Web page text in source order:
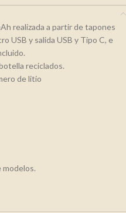
realizada a partir de tapones
USB y salida USB y Tipo C, e
reciclados.
de litio